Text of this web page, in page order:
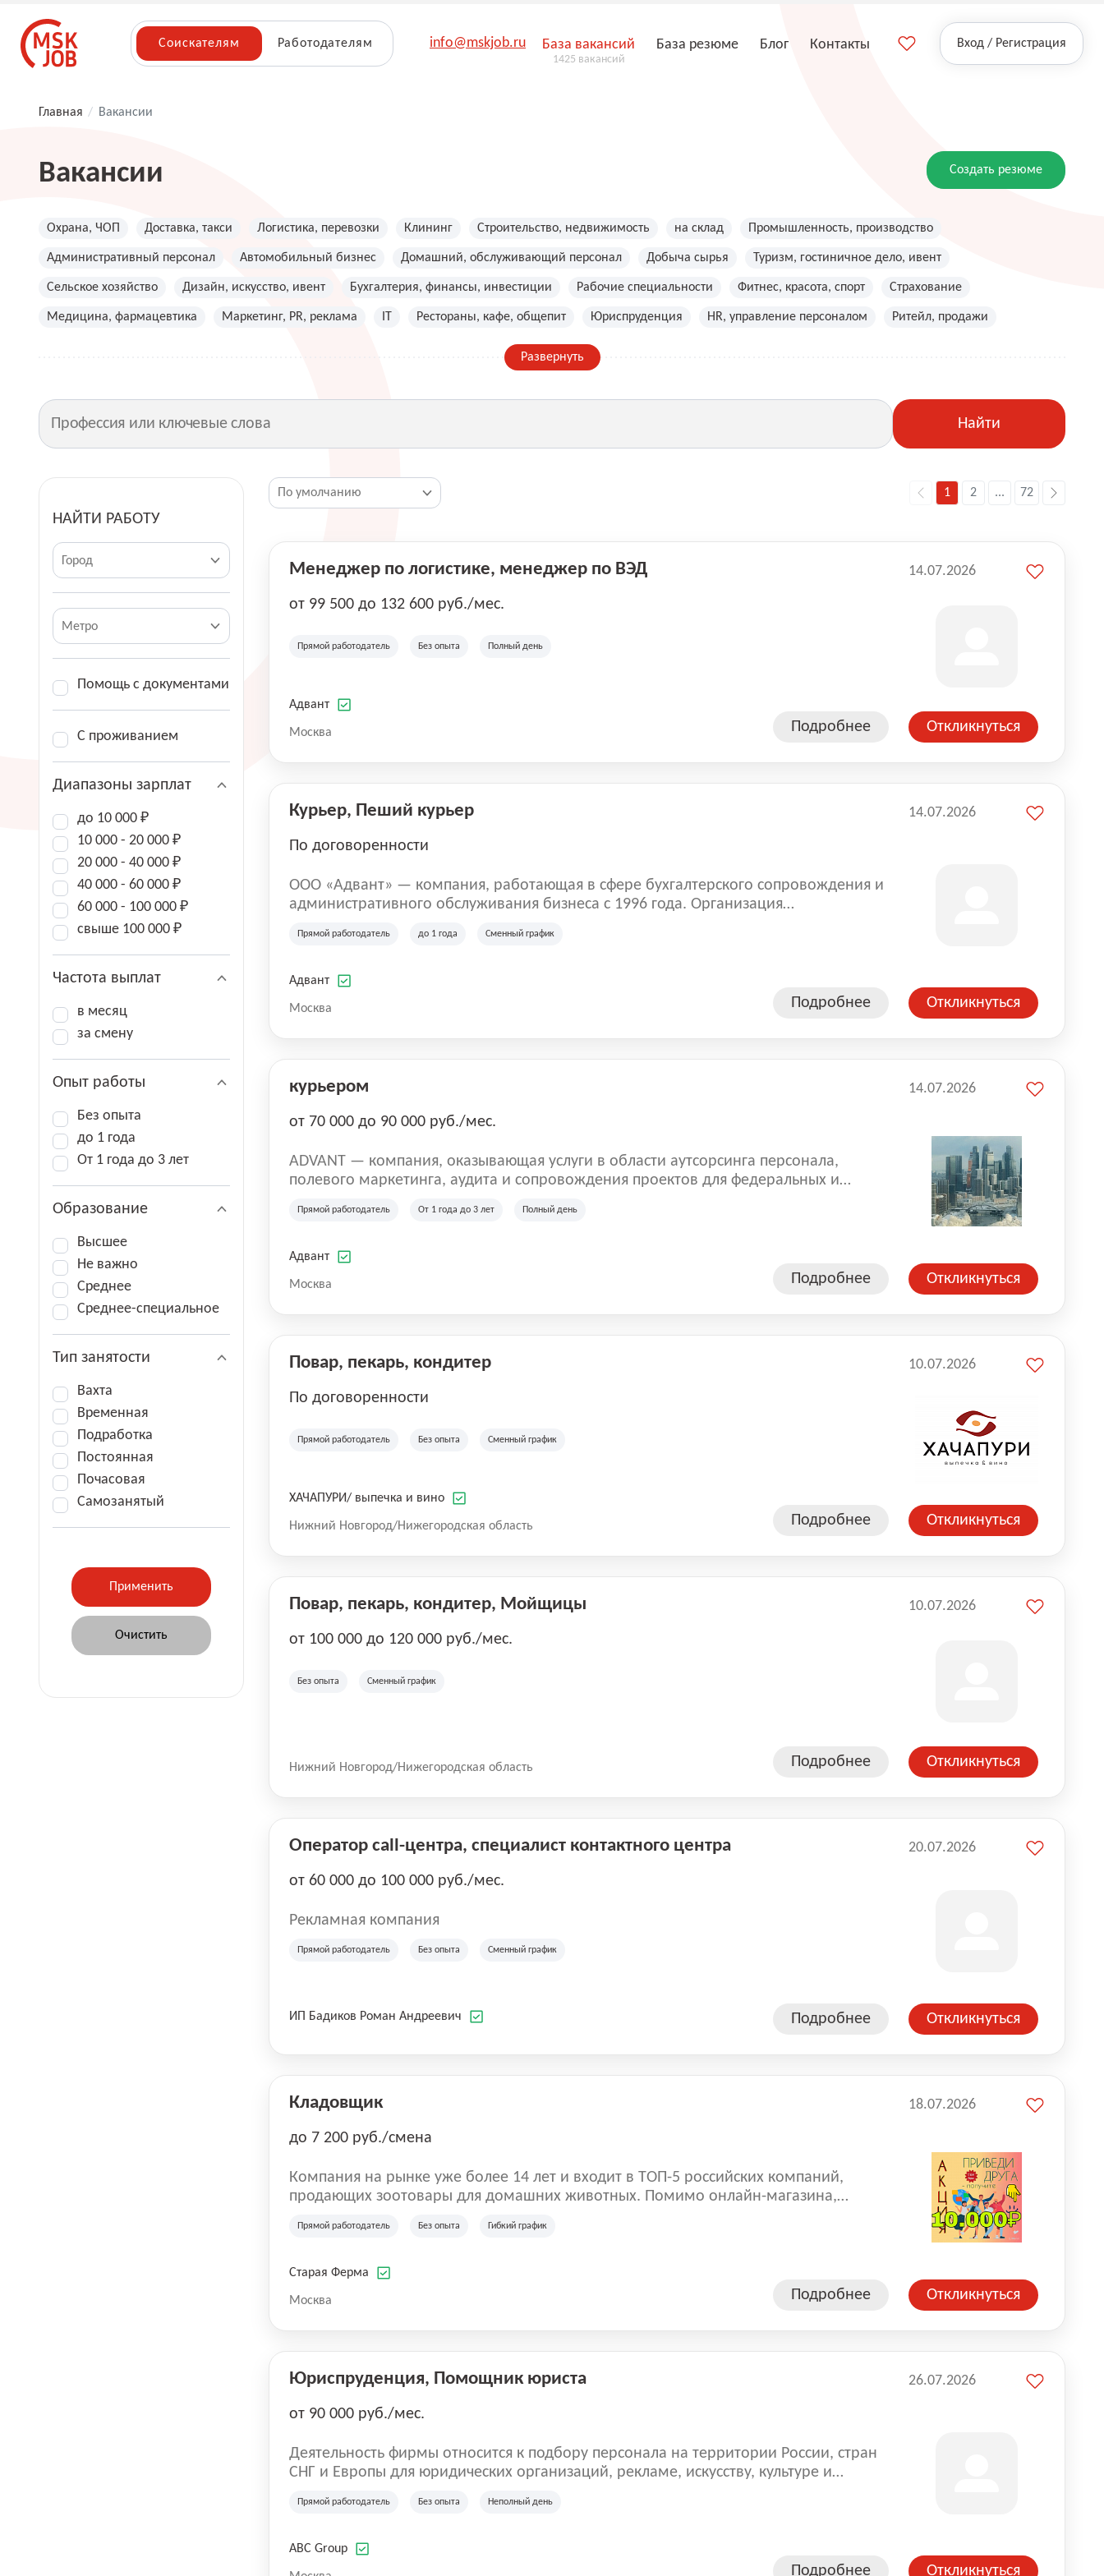
Соискателям Работодателям info@mskjob.ru База вакансий
1425 вакансий
База резюме Блог Контакты Вход / Регистрация
Главная / Вакансии
Вакансии Создать резюме
Охрана, ЧОП Доставка, такси Логистика, перевозки Клининг Строительство, недвижимость на склад Промышленность, производство
Административный персонал Автомобильный бизнес Домашний, обслуживающий персонал Добыча сырья Туризм, гостиничное дело, ивент
Сельское хозяйство Дизайн, искусство, ивент Бухгалтерия, финансы, инвестиции Рабочие специальности Фитнес, красота, спорт Страхование
Медицина, фармацевтика Маркетинг, PR, реклама Рестораны, кафе, общепит Юриспруденция HR, управление персоналом Ритейл, продажи
Развернуть
Найти
НАЙТИ РАБОТУ
Город
Метро
Помощь с документами
С проживанием
Диапазоны зарплат
до 10 000 ₽
10 000 - 20 000 ₽
20 000 - 40 000 ₽
40 000 - 60 000 ₽
60 000 - 100 000 ₽
свыше 100 000 ₽
Частота выплат
в месяц
за смену
Опыт работы
Без опыта
до 1 года
От 1 года до 3 лет
Образование
Высшее
Не важно
Среднее
Среднее-специальное
Тип занятости
Вахта
Временная
Подработка
Постоянная
Почасовая
Самозанятый
1 2 ... 72
Менеджер по логистике, менеджер по ВЭД
от 99 500 до 132 600 руб./мес.
Прямой работодатель Без опыта Полный день
Адвант
Москва Подробнее
14.07.2026
Откликнуться
Курьер, Пеший курьер
По договоренности
ООО «Адвант» — компания, работающая в сфере бухгалтерского сопровождения и
административного обслуживания бизнеса с 1996 года. Организация
юридических лиц и коммерческих организаций.
Прямой работодатель до 1 года Сменный график
Адвант
Москва Подробнее
14.07.2026
Откликнуться
курьером
от 70 000 до 90 000 руб./мес.
ADVANT — компания, оказывающая услуги в области аутсорсинга персонала,
полевого маркетинга, аудита и сопровождения проектов для федеральных и
на территории России, Казахстана и Беларуси, сотрудничая с компаниями из
Прямой работодатель От 1 года до 3 лет Полный день
Адвант
Москва Подробнее
14.07.2026
Откликнуться
Повар, пекарь, кондитер
По договоренности
Прямой работодатель Без опыта Сменный график
ХАЧАПУРИ/ выпечка и вино
Нижний Новгород/Нижегородская область Подробнее
10.07.2026
Откликнуться
Повар, пекарь, кондитер, Мойщицы
от 100 000 до 120 000 руб./мес.
Без опыта Сменный график
Нижний Новгород/Нижегородская область Подробнее
10.07.2026
Откликнуться
Оператор call-центра, специалист контактного центра
от 60 000 до 100 000 руб./мес.
Рекламная компания
Прямой работодатель Без опыта Сменный график
ИП Бадиков Роман Андреевич Подробнее
20.07.2026
Откликнуться
Кладовщик
до 7 200 руб./смена
Компания на рынке уже более 14 лет и входит в ТОП-5 российских компаний,
продающих зоотовары для домашних животных. Помимо онлайн-магазина,
крупнейших маркетплейсах России (Wildberries, Ozon, Яндекс. Маркет и
товаров по всей территории России и за ее пределами. У компании более 18 000
SKU, премиальные бренды кормов и собственные СТМ.
Прямой работодатель Без опыта Гибкий график
Старая Ферма
Москва Подробнее
18.07.2026
Откликнуться
Юриспруденция, Помощник юриста
от 90 000 руб./мес.
Деятельность фирмы относится к подбору персонала на территории России, стран
СНГ и Европы для юридических организаций, рекламе, искусству, культуре и
Прямой работодатель Без опыта Неполный день
ABC Group
Подробнее
26.07.2026
Откликнуться